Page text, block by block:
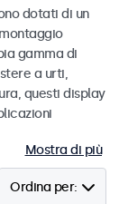
dotati di un
gamma di
a urti,
questi display
Mostra di più
Ordina per: